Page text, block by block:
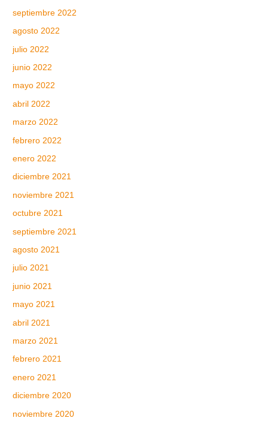
septiembre 2022
agosto 2022
julio 2022
junio 2022
mayo 2022
abril 2022
marzo 2022
febrero 2022
enero 2022
diciembre 2021
noviembre 2021
octubre 2021
septiembre 2021
agosto 2021
julio 2021
junio 2021
mayo 2021
abril 2021
marzo 2021
febrero 2021
enero 2021
diciembre 2020
noviembre 2020